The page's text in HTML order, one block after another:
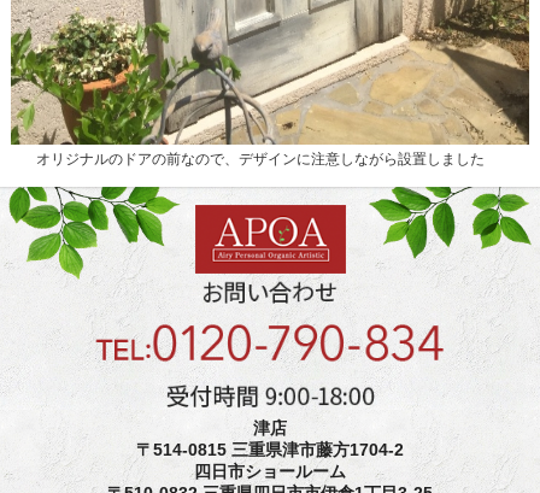
オリジナルのドアの前なので、デザインに注意しながら設置しました
津店
〒514-0815 三重県津市藤方1704-2
四日市ショールーム